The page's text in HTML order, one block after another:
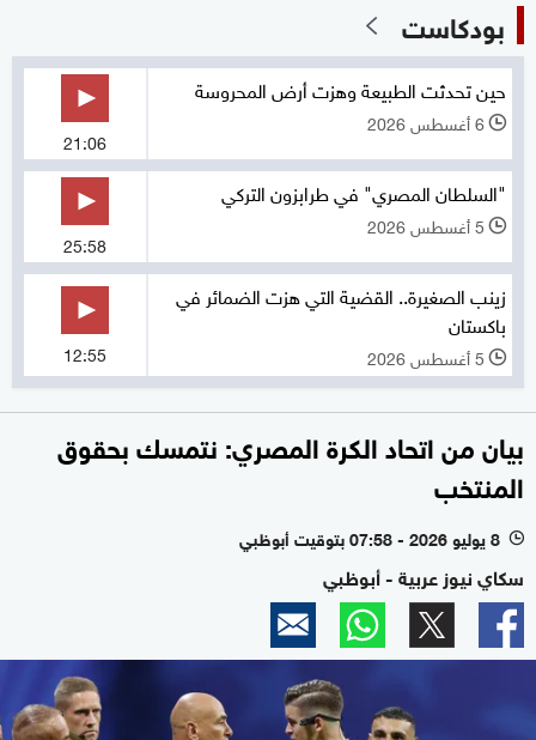
بودكاست
حين تحدثت الطبيعة وهزت أرض المحروسة
l 6 أغسطس 2026
21:06
"السلطان المصري" في طرابزون التركي
l 5 أغسطس 2026
25:58
زينب الصغيرة.. القضية التي هزت الضمائر في
باكستان
l 5 أغسطس 2026 12:55
بيان من اتحاد الكرة المصري: نتمسك بحقوق
المنتخب
l 8 يوليو 2026 - 07:58 بتوقيت أبوظبي
سكاي نيوز عربية - أبوظبي